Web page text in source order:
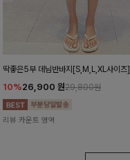
딱좋은5부 데님반바지[S,M,L,XL사이즈]
10%26,900 원29,800원
리뷰 카운트 영역